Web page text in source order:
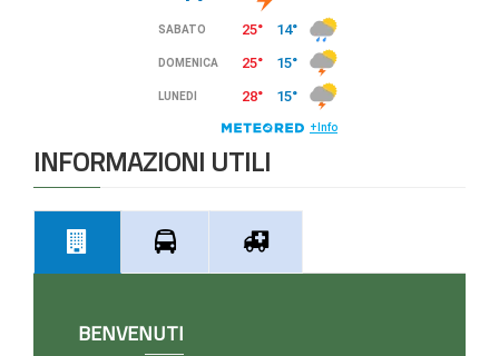
INFORMAZIONI UTILI
BENVENUTI